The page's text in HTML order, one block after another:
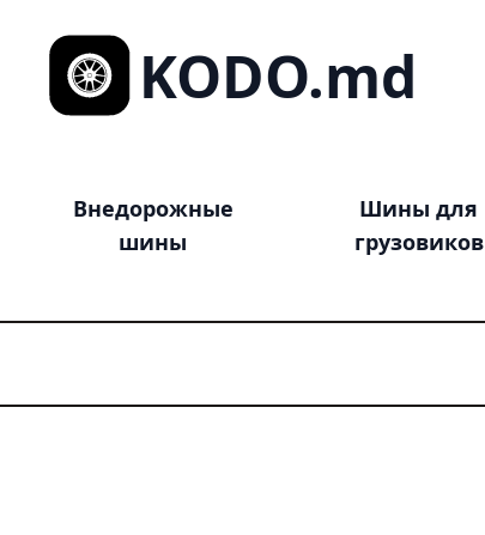
KODO.md
Внедорожные
шины
Шины для
грузовиков